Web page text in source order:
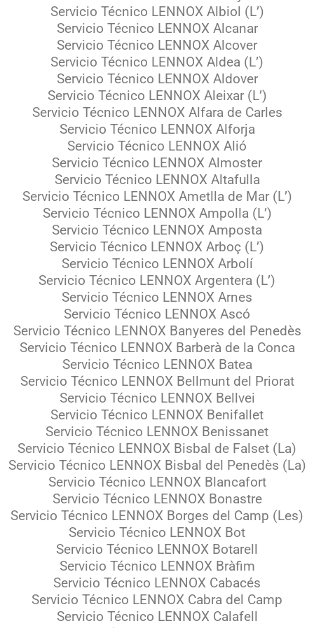
Servicio Técnico LENNOX Albiol (L’)
Servicio Técnico LENNOX Alcanar
Servicio Técnico LENNOX Alcover
Servicio Técnico LENNOX Aldea (L’)
Servicio Técnico LENNOX Aldover
Servicio Técnico LENNOX Aleixar (L’)
Servicio Técnico LENNOX Alfara de Carles
Servicio Técnico LENNOX Alforja
Servicio Técnico LENNOX Alió
Servicio Técnico LENNOX Almoster
Servicio Técnico LENNOX Altafulla
Servicio Técnico LENNOX Ametlla de Mar (L’)
Servicio Técnico LENNOX Ampolla (L’)
Servicio Técnico LENNOX Amposta
Servicio Técnico LENNOX Arboç (L’)
Servicio Técnico LENNOX Arbolí
Servicio Técnico LENNOX Argentera (L’)
Servicio Técnico LENNOX Arnes
Servicio Técnico LENNOX Ascó
Servicio Técnico LENNOX Banyeres del Penedès
Servicio Técnico LENNOX Barberà de la Conca
Servicio Técnico LENNOX Batea
Servicio Técnico LENNOX Bellmunt del Priorat
Servicio Técnico LENNOX Bellvei
Servicio Técnico LENNOX Benifallet
Servicio Técnico LENNOX Benissanet
Servicio Técnico LENNOX Bisbal de Falset (La)
Servicio Técnico LENNOX Bisbal del Penedès (La)
Servicio Técnico LENNOX Blancafort
Servicio Técnico LENNOX Bonastre
Servicio Técnico LENNOX Borges del Camp (Les)
Servicio Técnico LENNOX Bot
Servicio Técnico LENNOX Botarell
Servicio Técnico LENNOX Bràfim
Servicio Técnico LENNOX Cabacés
Servicio Técnico LENNOX Cabra del Camp
Servicio Técnico LENNOX Calafell